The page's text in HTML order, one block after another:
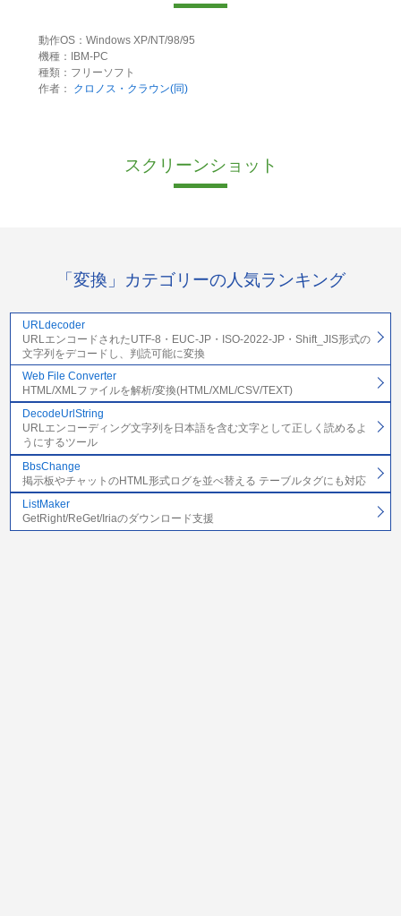
動作OS：Windows XP/NT/98/95
機種：IBM-PC
種類：フリーソフト
作者：
クロノス・クラウン(同)
スクリーンショット
「変換」カテゴリーの人気ランキング
URLdecoder
URLエンコードされたUTF-8・EUC-JP・ISO-2022-JP・Shift_JIS形式の
文字列をデコードし、判読可能に変換
Web File Converter
HTML/XMLファイルを解析/変換(HTML/XML/CSV/TEXT)
DecodeUrlString
URLエンコーディング文字列を日本語を含む文字として正しく読めるよ
うにするツール
BbsChange
掲示板やチャットのHTML形式ログを並べ替える テーブルタグにも対応
ListMaker
GetRight/ReGet/Iriaのダウンロード支援